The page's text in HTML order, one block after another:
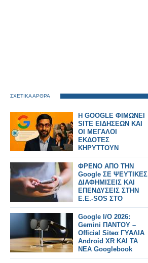
ΣΧΕΤΙΚΑ ΑΡΘΡΑ
H GOOGLE ΦΙΜΩΝΕΙ
SITE ΕΙΔΗΣΕΩΝ ΚΑΙ
ΟΙ ΜΕΓΑΛΟΙ
ΕΚΔΟΤΕΣ
ΚΗΡΥΤΤΟΥΝ
ΠΟΛΕΜΟ
ΦΡΕΝΟ ΑΠΟ ΤΗΝ
Google ΣΕ ΨΕΥΤΙΚΕΣ
ΔΙΑΦΗΜΙΣΕΙΣ ΚΑΙ
ΕΠΕΝΔΥΣΕΙΣ ΣΤΗΝ
Ε.Ε.-SOS ΣΤΟ
ΙΝΤΕΡΝΕΤ
Google I/O 2026:
Gemini ΠΑΝΤΟΥ –
Official Siteα ΓΥΑΛΙΑ
Android XR ΚΑΙ ΤΑ
ΝΕΑ Googlebook
laptops